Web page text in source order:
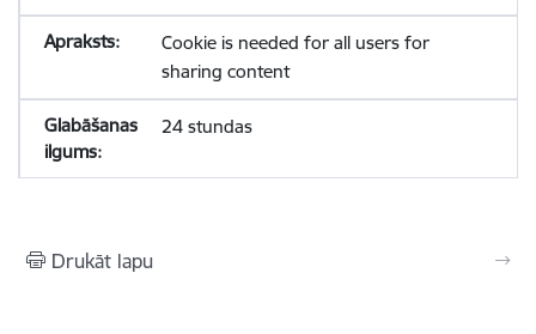
Cookie is needed for all users for
sharing content
24 stundas
Drukāt lapu